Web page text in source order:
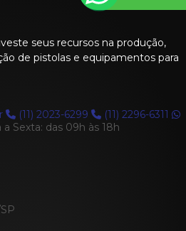
seus recursos na produção,
de pistolas e equipamentos para
(11) 2023-6299
(11) 2296-6311
a Sexta: das 09h às 18h